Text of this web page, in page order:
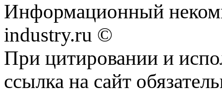
Информационный
industry.ru ©
При цитировании и
ссылка на сайт